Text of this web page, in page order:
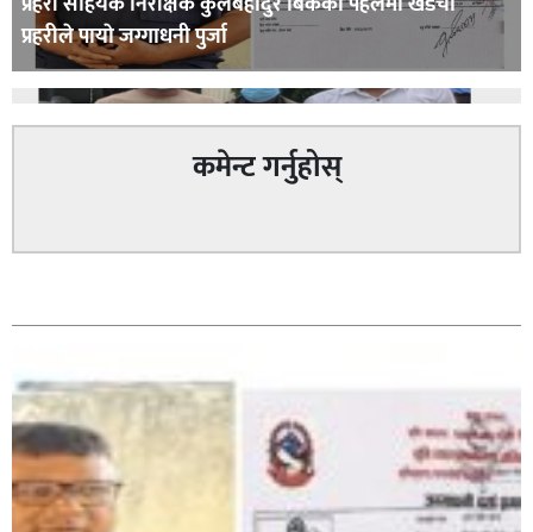
प्रहरीले पायाे जग्गाधनी पुर्जा
कमेन्ट गर्नुहोस्